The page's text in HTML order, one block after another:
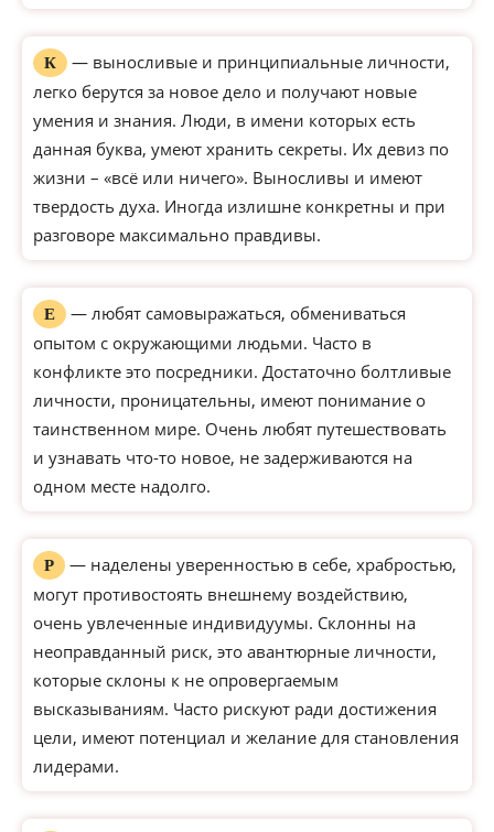
К
— выносливые и принципиальные личности,
легко берутся за новое дело и получают новые
умения и знания. Люди, в имени которых есть
данная буква, умеют хранить секреты. Их девиз по
жизни – «всё или ничего». Выносливы и имеют
твердость духа. Иногда излишне конкретны и при
разговоре максимально правдивы.
Е
— любят самовыражаться, обмениваться
опытом с окружающими людьми. Часто в
конфликте это посредники. Достаточно болтливые
личности, проницательны, имеют понимание о
таинственном мире. Очень любят путешествовать
и узнавать что-то новое, не задерживаются на
одном месте надолго.
Р
— наделены уверенностью в себе, храбростью,
могут противостоять внешнему воздействию,
очень увлеченные индивидуумы. Склонны на
неоправданный риск, это авантюрные личности,
которые склоны к не опровергаемым
высказываниям. Часто рискуют ради достижения
цели, имеют потенциал и желание для становления
лидерами.